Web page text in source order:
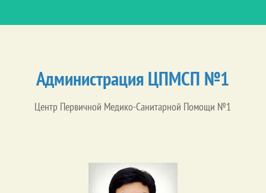
Администрация ЦПМСП №1
Центр Первичной Медико-Санитарной Помощи №1